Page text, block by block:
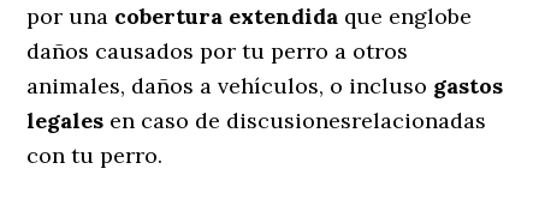
por una cobertura extendida que englobe
daños causados por tu perro a otros
animales, daños a vehículos, o incluso gastos
legales en caso de discusionesrelacionadas
con tu perro.